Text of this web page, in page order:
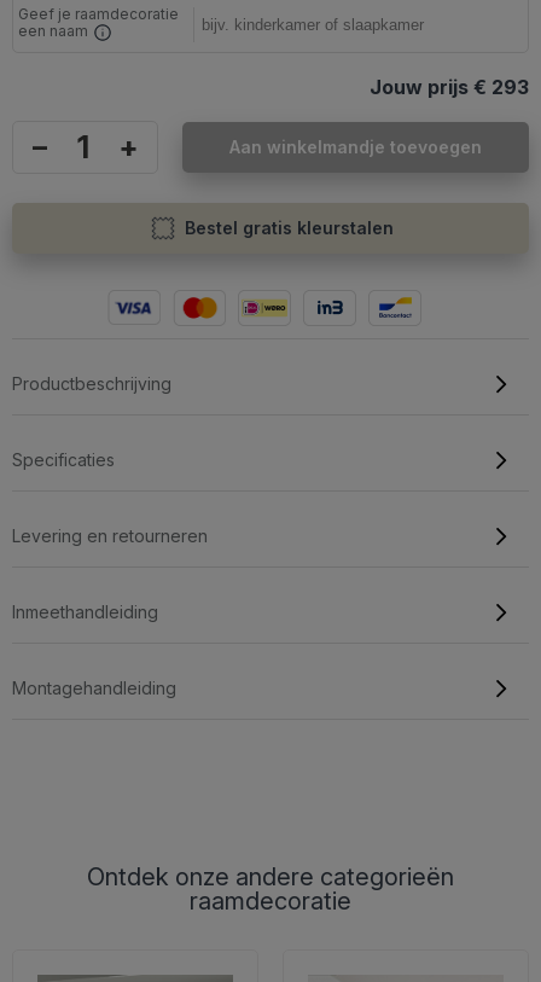
Geef je raamdecoratie
een naam
Jouw prijs € 293
– + Aan winkelmandje toevoegen
Bestel gratis kleurstalen
Productbeschrijving
Specificaties
Levering en retourneren
Inmeethandleiding
Montagehandleiding
Ontdek onze andere categorieën
raamdecoratie